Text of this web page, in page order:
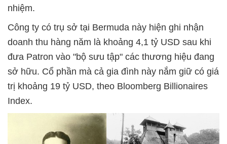
nhiệm.
Công ty có trụ sở tại Bermuda này hiện ghi nhận
doanh thu hàng năm là khoảng 4,1 tỷ USD sau khi
đưa Patron vào "bộ sưu tập" các thương hiệu đang
sở hữu. Cổ phần mà cả gia đình này nắm giữ có giá
trị khoảng 19 tỷ USD, theo Bloomberg Billionaires
Index.